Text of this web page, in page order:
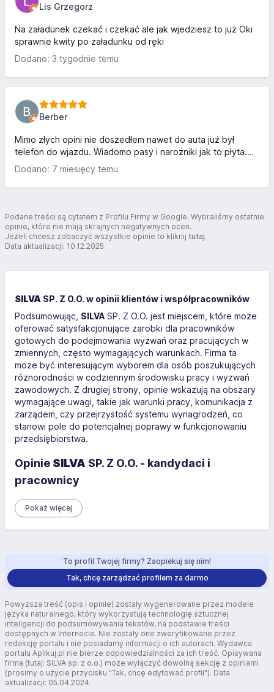
Lis Grzegorz
Na załadunek czekać i czekać ale jak wjedziesz to już Oki
sprawnie kwity po załadunku od ręki
Dodano: 3 tygodnie temu
Berber
Mimo złych opini nie doszedłem nawet do auta już był
telefon do wjazdu. Wiadomo pasy i narożniki jak to płyta.
Wjeżdżamy z parkingu po prawo przed bramą na wagę
idziemy do stróżówki i ogień na załadunek. Po załadunku
idziemy po papiery między magazyny przy wjeździe
bokiem na wagę do wyjazdu tam robią zdjęcia idziemiemy
na ochronę i wyjazd.
Dodano: 7 miesięcy temu
Podane treści są cytatem z Profilu Firmy w Google. Wybraliśmy ostatnie
opinie, które nie mają skrajnych negatywnych ocen.
Jeżeli chcesz zobaczyć wszystkie opinie to kliknij tutaj.
Data aktualizacji: 10.12.2025
SILVA SP. Z O.O. w opinii klientów i współpracowników
Podsumowując, SILVA SP. Z O.O. jest miejscem, które może
oferować satysfakcjonujące zarobki dla pracowników
gotowych do podejmowania wyzwań oraz pracujących w
zmiennych, często wymagających warunkach. Firma ta
może być interesującym wyborem dla osób poszukujących
różnorodności w codziennym środowisku pracy i wyzwań
zawodowych. Z drugiej strony, opinie wskazują na obszary
wymagające uwagi, takie jak warunki pracy, komunikacja z
zarządem, czy przejrzystość systemu wynagrodzeń, co
stanowi pole do potencjalnej poprawy w funkcjonowaniu
przedsiębiorstwa.
Opinie SILVA SP. Z O.O. - kandydaci i
pracownicy
Pokaż więcej
To profil Twojej firmy? Zaopiekuj się nim!
Tak, chcę zarządzać profilem za darmo
Powyższa treść (opis i opinie) zostały wygenerowane przez modele
języka naturalnego, który wykorzystują technologię sztucznej
inteligencji do podsumowywania tekstów, na podstawie treści
dostępnych w Internecie. Nie zostały one zweryfikowane przez
redakcję portalu i nie posiadamy informacji o ich autorach. Wydawca
portalu Aplikuj.pl nie bierze odpowiedzialności za ich treść. Opisywana
firma (tutaj: SILVA sp. z o.o.) może wyłączyć dowolną sekcję z opiniami
(prosimy o użycie przycisku "Tak, chcę edytować profil"). Data
aktualizacji: 05.04.2024